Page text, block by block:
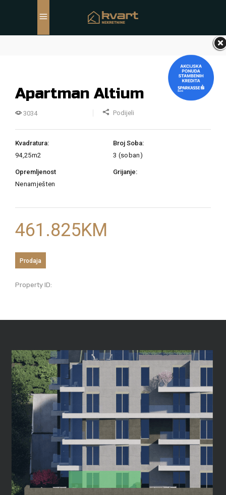
Apartman Altium
3034 Podijeli
Kvadratura:
94,25m2
Broj Soba:
3 (soban)
Opremljenost
Nenamješten
Grijanje:
461.825KM
Prodaja
Property ID: